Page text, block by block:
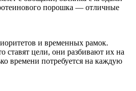
порошка — отличные
и временных рамок.
ставят цели, они разбивают их на
времени потребуется на каждую